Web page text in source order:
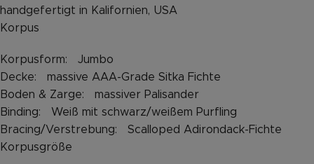
handgefertigt in Kalifornien, USA
Korpus
Korpusform: Jumbo
Decke: massive AAA-Grade Sitka Fichte
Boden & Zarge: massiver Palisander
Binding: Weiß mit schwarz/weißem Purfling
Bracing/Verstrebung: Scalloped Adirondack-Fichte
Korpusgröße